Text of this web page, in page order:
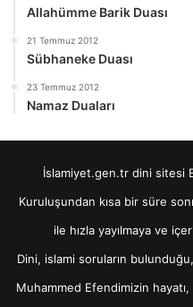
Allahümme Barik Duası
21 Temmuz 2012
Sübhaneke Duası
23 Temmuz 2012
Namaz Duaları
İslamiyet.gen.tr dini sitesi
Kuruluşundan kısa bir süre
ile hızla yayılmaya ve
Dini, islami soruların
Muhammed Efendimizin